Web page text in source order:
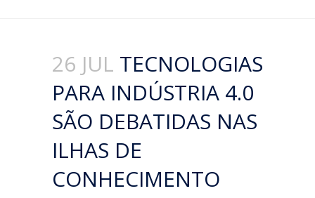
26 JUL TECNOLOGIAS
PARA INDÚSTRIA 4.0
SÃO DEBATIDAS NAS
ILHAS DE
CONHECIMENTO